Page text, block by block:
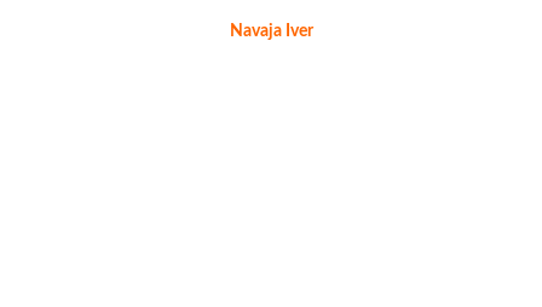
Navaja Iver